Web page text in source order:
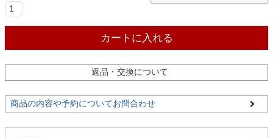
カーテン
ラグ
カートに入れる
返品・交換について
商品の内容や予約についてお問合わせ